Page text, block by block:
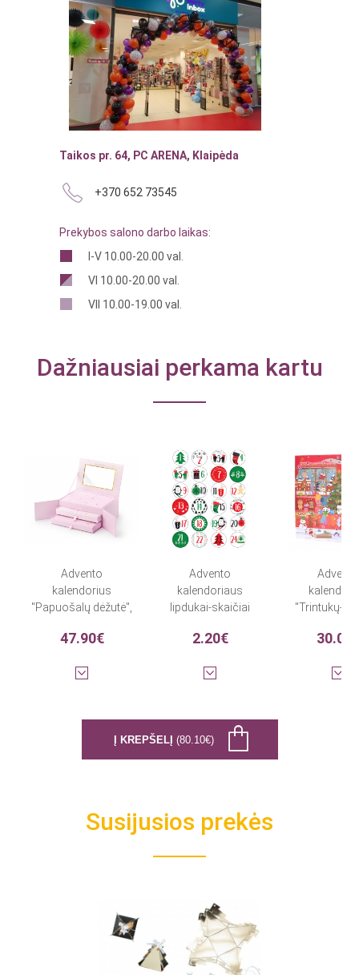
Taikos pr. 64, PC ARENA, Klaipėda
+370 652 73545
Prekybos salono darbo laikas:
I-V 10.00-20.00 val.
VI 10.00-20.00 val.
VII 10.00-19.00 val.
Dažniausiai perkama kartu
Advento
kalendorius
"Papuošalų dėžutė",
47.90€
Advento
kalendoriaus
lipdukai-skaičiai
2.20€
Advento
"Trintukų-
Į KREPŠELĮ (80.10€)
Susijusios prekės